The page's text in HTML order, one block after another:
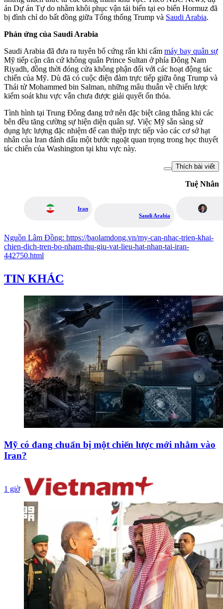
án Dự án Tự do nhằm khôi phục vận tải biển tại eo biển Hormuz đã
bị đình chỉ do bất đồng giữa Tổng thống Trump và Saudi Arabia.
Phản ứng của Saudi Arabia
Saudi Arabia đã đưa ra tuyên bố cứng rắn khi cấm máy bay quân sự
Mỹ tiếp cận căn cứ không quân Prince Sultan ở phía Đông Nam
Riyadh, đồng thời đóng cửa không phận đối với các hoạt động tác
chiến của Mỹ. Dù đã có cuộc điện đàm trực tiếp giữa ông Trump và
Thái tử Mohammed bin Salman, những mâu thuẫn về chiến lược
kiểm soát khu vực vẫn chưa được giải quyết ổn thỏa.
Tình hình tại Trung Đông đang trở nên đặc biệt căng thẳng khi các
bên đều tăng cường sự hiện diện quân sự. Việc Mỹ sẵn sàng sử
dụng lực lượng đặc nhiệm để can thiệp trực tiếp vào các cơ sở hạt
nhân của Iran đánh dấu một bước ngoặt quan trọng trong học thuyết
tác chiến của Washington tại khu vực này.
Thích bài viết
Tuệ Nhân
Iran
Saudi Arabia
Nguồn Lâm Đồng: https://baolamdong.vn/my-can-nhac-trien-khai-
chien-dich-tren-bo-nham-thu-giu-vat-lieu-hat-nhan-tai-iran-
442750.html
TIN KHÁC
Mỹ có đang chuẩn bị một chiến lược mới nhằm vào
Iran?
1 giờ